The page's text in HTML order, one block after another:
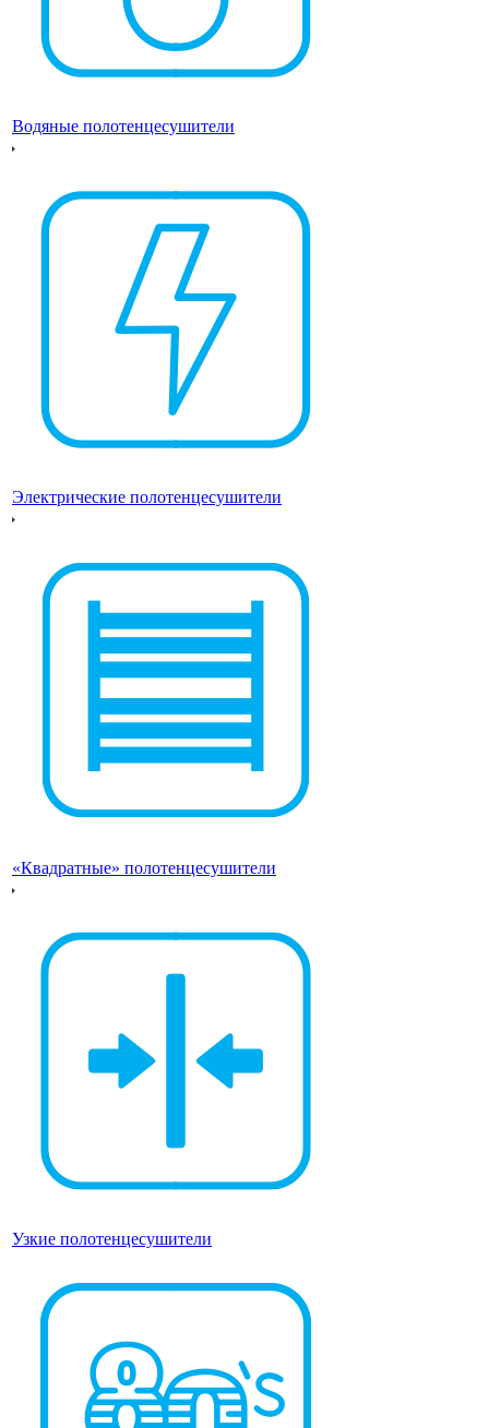
Водяные полотенцесушители
Электрические полотенцесушители
«Квадратные» полотенцесушители
Узкие полотенцесушители